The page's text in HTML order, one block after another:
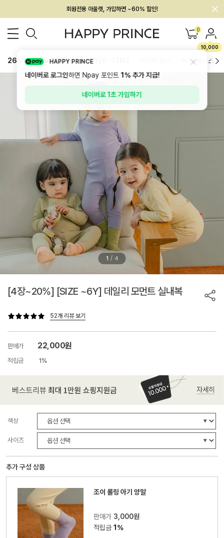
멤버십 최대 28,000원 혜택
0
10,000
26SS 신상 BEST BABY[6~12M] 하의/레깅스
1 / 4
[4장~20%] [SIZE ~6Y] 데일리 모먼트 실내복
52개 리뷰 보기
판매가 22,000원
적립금 1%
색상
사이즈
추가 구성 상품
조이 롤링 아기 양말
판매가 3,000원
적립금1%
HAPPY PRINCE
네이버로 로그인하면 Npay 포인트1%추가 지급!
네이버로 1초 가입하기